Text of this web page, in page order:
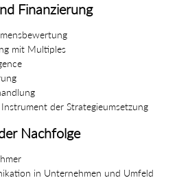
Finanzierung
mit Multiples
der Strategieumsetzung
Nachfolge
in Unternehmen und Umfeld